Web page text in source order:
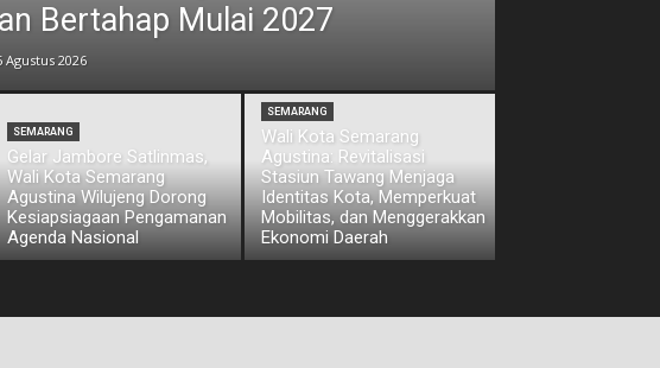
Bertahap Mulai 2027
Agustus 2026
SEMARANG
Gelar Jambore Satlinmas,
Wali Kota Semarang
Agustina Wilujeng Dorong
Kesiapsiagaan Pengamanan
Agenda Nasional
SEMARANG
Wali Kota Semarang
Agustina: Revitalisasi
Stasiun Tawang Menjaga
Identitas Kota, Memperkuat
Mobilitas, dan Menggerakkan
Ekonomi Daerah